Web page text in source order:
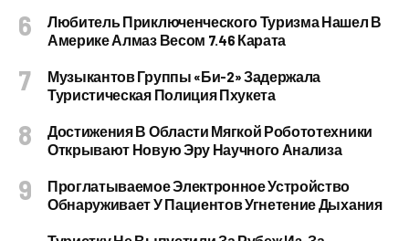
Любитель Приключенческого Туризма Нашел В
Америке Алмаз Весом 7.46 Карата
Музыкантов Группы «Би-2» Задержала
Туристическая Полиция Пхукета
Достижения В Области Мягкой Робототехники
Открывают Новую Эру Научного Анализа
Проглатываемое Электронное Устройство
Обнаруживает У Пациентов Угнетение Дыхания